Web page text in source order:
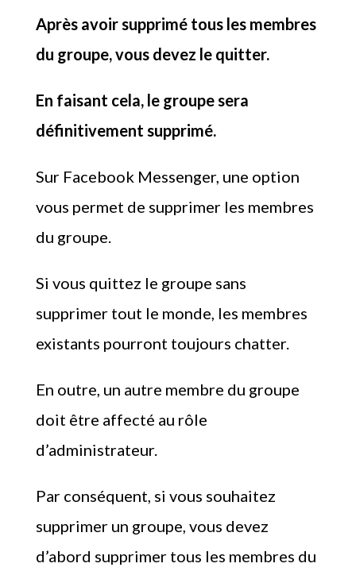
Après avoir supprimé tous les membres
du groupe, vous devez le quitter.
En faisant cela, le groupe sera
définitivement supprimé.
Sur Facebook Messenger, une option
vous permet de supprimer les membres
du groupe.
Si vous quittez le groupe sans
supprimer tout le monde, les membres
existants pourront toujours chatter.
En outre, un autre membre du groupe
doit être affecté au rôle
d’administrateur.
Par conséquent, si vous souhaitez
supprimer un groupe, vous devez
d’abord supprimer tous les membres du